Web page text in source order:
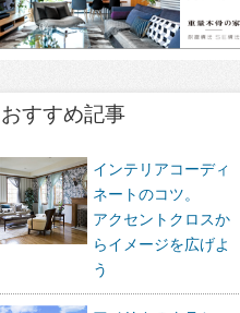
おすすめ記事
インテリアコーディ
ネートのコツ。
アクセントクロスか
らイメージを広げよ
う